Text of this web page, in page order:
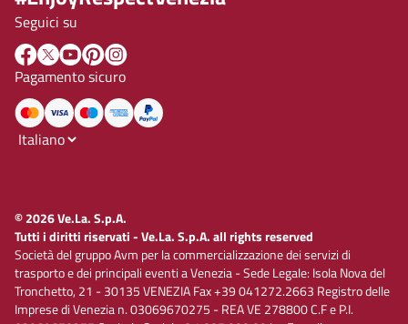
Seguici su
Pagamento sicuro
© 2026 Ve.La. S.p.A.
Tutti i diritti riservati - Ve.La. S.p.A. all rights reserved
Società del gruppo Avm per la commercializzazione dei servizi di
trasporto e dei principali eventi a Venezia - Sede Legale: Isola Nova del
Tronchetto, 21 - 30135 VENEZIA Fax +39 041272.2663 Registro delle
Imprese di Venezia n. 03069670275 - REA VE 278800 C.F e P.I.